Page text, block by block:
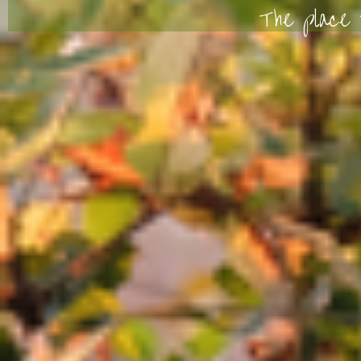
The place